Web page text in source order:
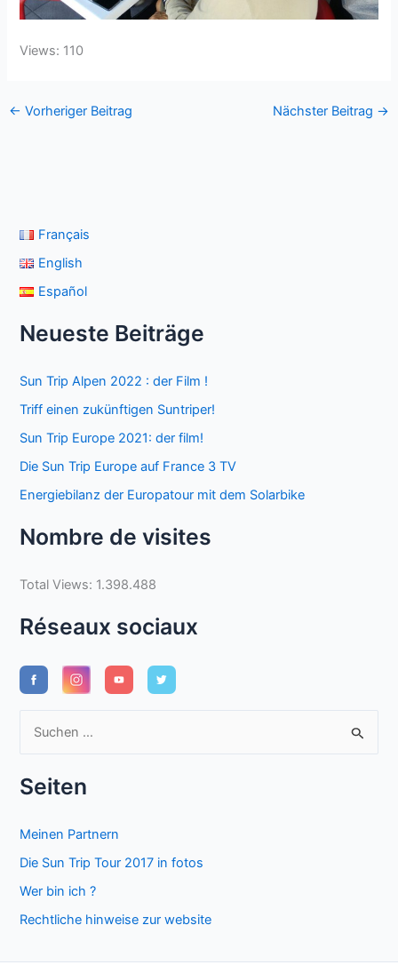
Views: 110
← Vorheriger Beitrag Nächster Beitrag →
Français
English
Español
Neueste Beiträge
Sun Trip Alpen 2022 : der Film !
Triff einen zukünftigen Suntriper!
Sun Trip Europe 2021: der film!
Die Sun Trip Europe auf France 3 TV
Energiebilanz der Europatour mit dem Solarbike
Nombre de visites
Total Views: 1.398.488
Réseaux sociaux
h
c
Seiten
Meinen Partnern
Die Sun Trip Tour 2017 in fotos
Wer bin ich ?
Rechtliche hinweise zur website